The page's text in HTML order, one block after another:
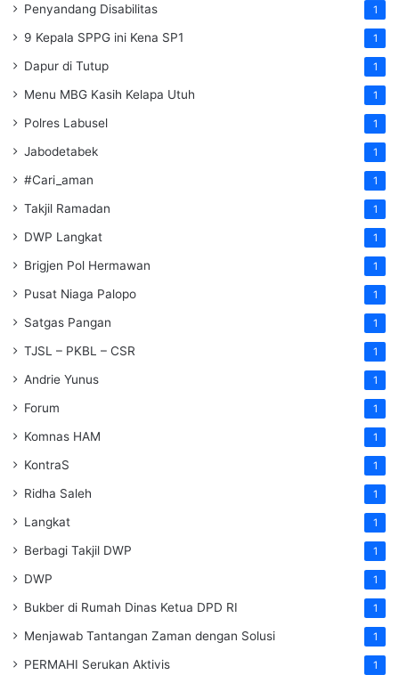
Penyandang Disabilitas 1
9 Kepala SPPG ini Kena SP1 1
Dapur di Tutup 1
Menu MBG Kasih Kelapa Utuh 1
Polres Labusel 1
Jabodetabek 1
#Cari_aman 1
Takjil Ramadan 1
DWP Langkat 1
Brigjen Pol Hermawan 1
Pusat Niaga Palopo 1
Satgas Pangan 1
TJSL – PKBL – CSR 1
Andrie Yunus 1
Forum 1
Komnas HAM 1
KontraS 1
Ridha Saleh 1
Langkat 1
Berbagi Takjil DWP 1
DWP 1
Bukber di Rumah Dinas Ketua DPD RI 1
Menjawab Tantangan Zaman dengan Solusi 1
PERMAHI Serukan Aktivis 1